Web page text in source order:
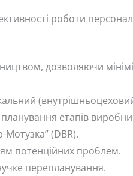
роботи
дозволяючи
етапів
(DBR).
потенційних проблем.
перепланування.